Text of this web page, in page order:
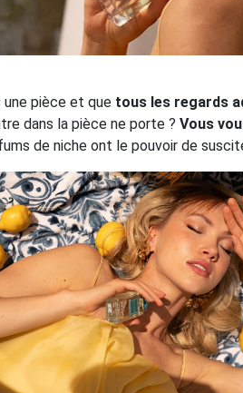
une pièce et que tous les regards
dans la pièce ne porte ? Vous
de niche ont le pouvoir de